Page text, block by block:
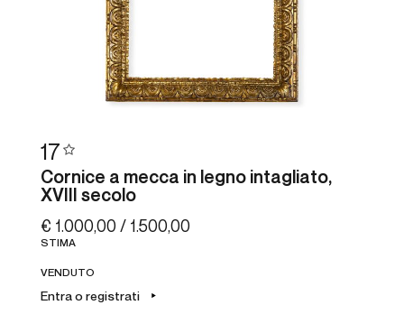
17
Cornice a mecca in legno intagliato,
XVIII secolo
€ 1.000,00 / 1.500,00
STIMA
VENDUTO
Entra o registrati